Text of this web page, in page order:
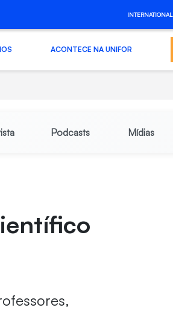
INTERNATIONAL
ACONTECE NA UNIFOR
Podcasts Mídias